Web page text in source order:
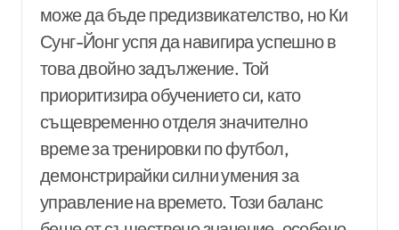
може да бъде предизвикателство, но Ки
Сунг-Йонг успя да навигира успешно в
това двойно задължение. Той
приоритизира обучението си, като
същевременно отделя значително
време за тренировки по футбол,
демонстрирайки силни умения за
управление на времето. Този баланс